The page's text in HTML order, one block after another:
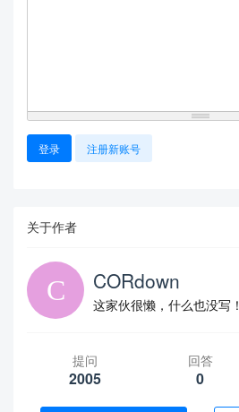
登录 注册新账号
关于作者
CORdown
这家伙很懒，什么也没写！
提问
2005
回答
0